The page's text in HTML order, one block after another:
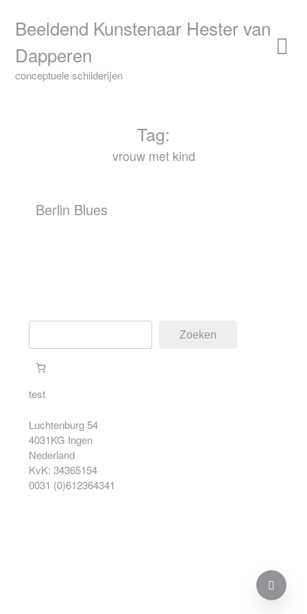
contentBeeldend Kunstenaar Hester van
Dapperen
conceptuele schilderijen
Tag:
vrouw met kind
Berlin Blues
Zoeken
test
Luchtenburg 54
4031KG Ingen
Nederland
KvK: 34365154
0031 (0)612364341